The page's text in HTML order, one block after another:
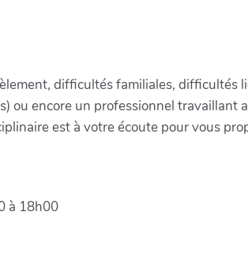
difficultés familiales, difficultés
ou encore un professionnel travaillant
est à votre écoute pour vous
à 18h00